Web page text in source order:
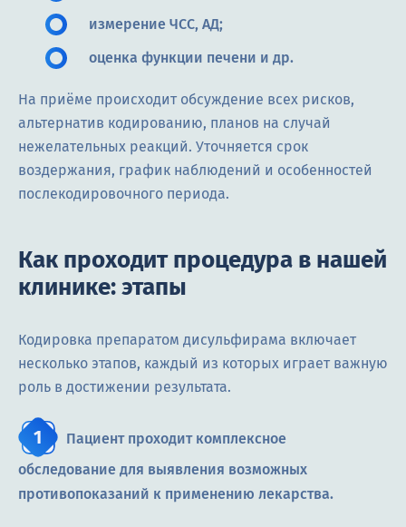
измерение ЧСС, АД;
оценка функции печени и др.
На приёме происходит обсуждение всех рисков,
альтернатив кодированию, планов на случай
нежелательных реакций. Уточняется срок
воздержания, график наблюдений и особенностей
послекодировочного периода.
Как проходит процедура в нашей
клинике: этапы
Кодировка препаратом дисульфирама включает
несколько этапов, каждый из которых играет важную
роль в достижении результата.
Пациент проходит комплексное
обследование для выявления возможных
противопоказаний к применению лекарства.